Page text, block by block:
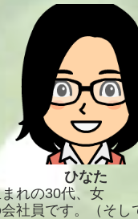
ひなた
れの30代、女
社員です。（そし